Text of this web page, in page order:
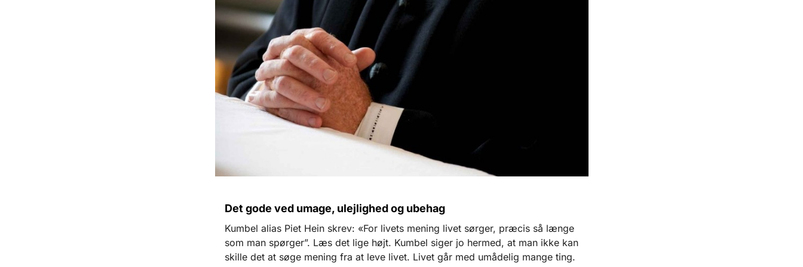
Det gode ved umage, ulejlighed og ubehag
Kumbel alias Piet Hein skrev: «For livets mening livet sørger, præcis så længe
som man spørger”. Læs det lige højt. Kumbel siger jo hermed, at man ikke kan
skille det at søge mening fra at leve livet. Livet går med umådelig mange ting.